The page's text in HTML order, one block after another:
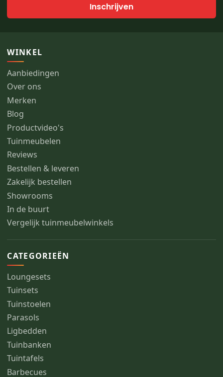
Inschrijven
WINKEL
Aanbiedingen
Over ons
Merken
Blog
Productvideo's
Tuinmeubelen
Reviews
Bestellen & leveren
Zakelijk bestellen
Showrooms
In de buurt
Vergelijk tuinmeubelwinkels
CATEGORIEËN
Loungesets
Tuinsets
Tuinstoelen
Parasols
Ligbedden
Tuinbanken
Tuintafels
Barbecues